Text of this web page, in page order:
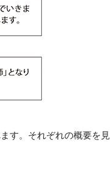
す。それぞれの概要を見